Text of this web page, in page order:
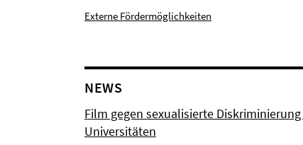
Externe Fördermöglichkeiten
NEWS
Film gegen sexualisierte
Universitäten